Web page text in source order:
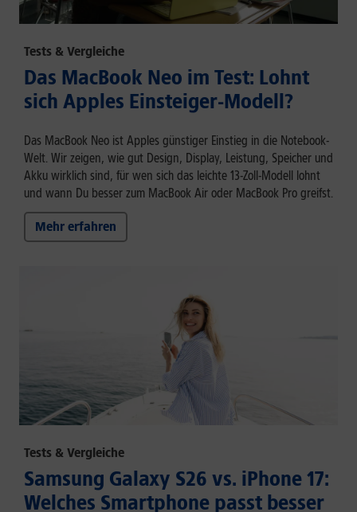
Tests & Vergleiche
Das MacBook Neo im Test: Lohnt
sich Apples Einsteiger-Modell?
Das MacBook Neo ist Apples günstiger Einstieg in die Notebook-
Welt. Wir zeigen, wie gut Design, Display, Leistung, Speicher und
Akku wirklich sind, für wen sich das leichte 13-Zoll-Modell lohnt
und wann Du besser zum MacBook Air oder MacBook Pro greifst.
Mehr erfahren
Tests & Vergleiche
Samsung Galaxy S26 vs. iPhone 17:
Welches Smartphone passt besser